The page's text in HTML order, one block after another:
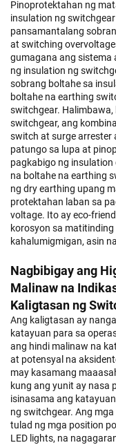
Pinoprotektahan ng
insulation ng
pansamantalang
at switching
gumagana ang sistema
ng insulation ng
sobrang boltahe sa
boltahe na earthing
switchgear.
switchgear, ang
switch at surge arrester
patungo sa lupa at
pagkabigo ng
na boltahe na earthing
ng dry earthing upang
protektahan laban sa
voltage. Ito ay eco-
korosyon sa
kahalumigmigan, asin
Nagbibigay ang
Malinaw na
Kaligtasan ng
Ang kaligtasan ay
katayuan para sa
ang hindi malinaw na
at potensyal na
may kasamang
kung ang yunit ay nasa
isinasama ang
ng switchgear. Ang
tulad ng mga position
LED lights, na